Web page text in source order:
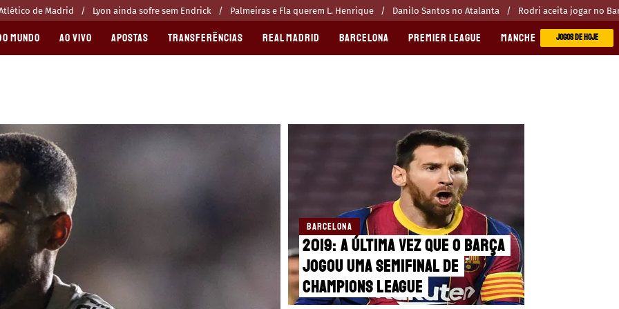
de Madrid Lyon ainda sofre sem Endrick Palmeiras e Fla querem L. Henrique Danilo Santos no Atalanta Rodri aceita jogar no
MUNDO AO VIVO APOSTAS TRANSFERÊNCIAS REAL MADRID BARCELONA PREMIER LEAGUE MANCHESTER CITYJOGOS DE HOJE
BARCELONA
2019: a última vez que o Barça
jogou uma semifinal de
Champions League